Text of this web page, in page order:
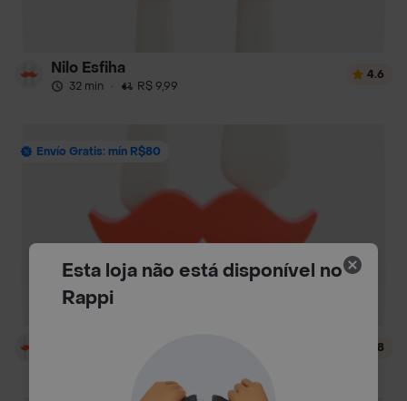
Nilo Esfiha
32 min · R$ 9,99
4.6
Envío Gratis: mín R$80
4.8
Esta loja não está disponível no
Rappi